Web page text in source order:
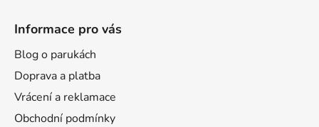
Informace pro vás
Blog o parukách
Doprava a platba
Vrácení a reklamace
Obchodní podmínky